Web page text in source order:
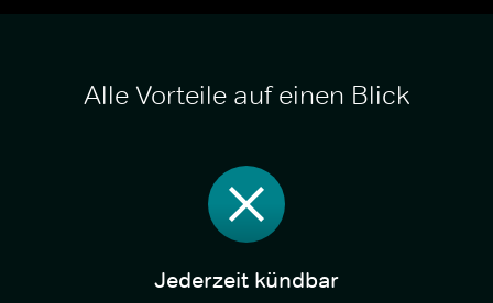
Alle Vorteile auf einen Blick
Jederzeit kündbar